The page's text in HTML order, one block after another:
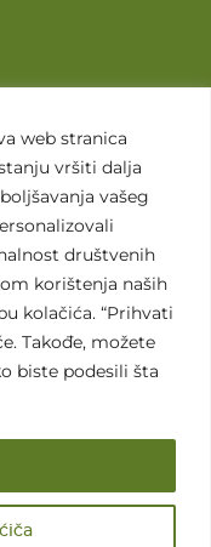
web stranica
vršiti dalja
vašeg
društvenih
korištenja naših
kolačića. “Prihvati
Takođe, možete
biste podesili šta
Agromedia d.o.o.